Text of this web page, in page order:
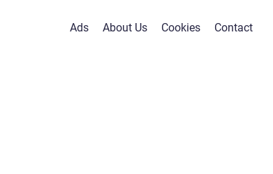
Ads About Us Cookies Contact